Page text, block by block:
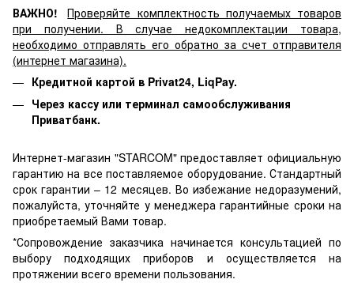
ВАЖНО!
Проверяйте комплектность получаемых товаров
при получении. В случае недокомплектации товара,
необходимо отправлять его обратно за счет отправителя
(интернет магазина).
Кредитной картой в Privat24, LiqPay.
Через кассу или терминал самообслуживания
Приватбанк.
Интернет-магазин "STARCOM" предоставляет официальную
гарантию на все поставляемое оборудование. Стандартный
срок гарантии – 12 месяцев. Во избежание недоразумений,
пожалуйста, уточняйте у менеджера гарантийные сроки на
приобретаемый Вами товар.
*Сопровождение заказчика начинается консультацией по
выбору подходящих приборов и осуществляется на
протяжении всего времени пользования.